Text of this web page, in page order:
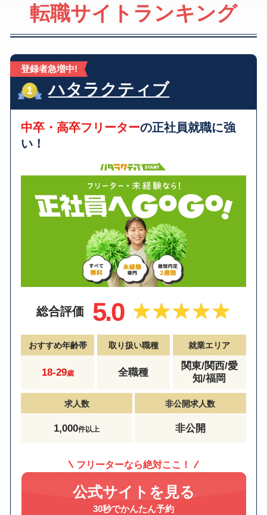
転職サイトランキング
登録者急増中!
ハタラクティブ
中卒・高卒フリーターの正社員就職に強
い！
総合評価 5.0
おすすめ年齢帯
18-29歳
取り扱い職種
全職種
就業エリア
関東/関西/愛
知/福岡
求人数
1,000件以上
非公開求人数
非公開
フリーターなら絶対ここ！
公式サイトを見る
30秒でかんたん予約